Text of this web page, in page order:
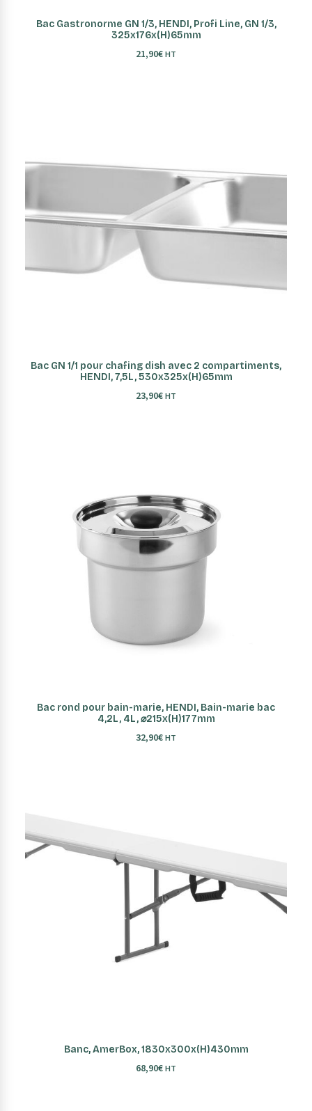
AJOUTER AU PANIER
Bac Gastronorme GN 1/3, HENDI, Profi Line, GN 1/3,
325x176x(H)65mm
21,90€HT
AJOUTER AU PANIER
Bac GN 1/1 pour chafing dish avec 2 compartiments,
HENDI, 7,5L, 530x325x(H)65mm
23,90€HT
AJOUTER AU PANIER
Bac rond pour bain-marie, HENDI, Bain-marie bac
4,2L, 4L, ⌀215x(H)177mm
32,90€HT
AJOUTER AU PANIER
Banc, AmerBox, 1830x300x(H)430mm
68,90€HT